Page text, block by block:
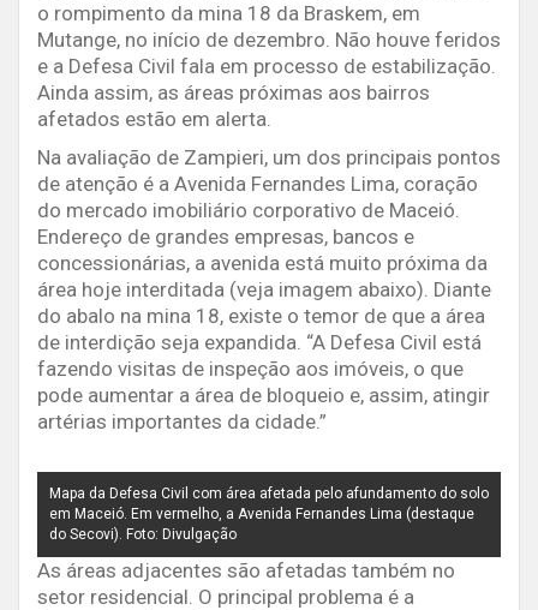
o rompimento da mina 18 da Braskem, em
Mutange, no início de dezembro. Não houve feridos
e a Defesa Civil fala em processo de estabilização.
Ainda assim, as áreas próximas aos bairros
afetados estão em alerta.
Na avaliação de Zampieri, um dos principais pontos
de atenção é a Avenida Fernandes Lima, coração
do mercado imobiliário corporativo de Maceió.
Endereço de grandes empresas, bancos e
concessionárias, a avenida está muito próxima da
área hoje interditada (veja imagem abaixo). Diante
do abalo na mina 18, existe o temor de que a área
de interdição seja expandida. “A Defesa Civil está
fazendo visitas de inspeção aos imóveis, o que
pode aumentar a área de bloqueio e, assim, atingir
artérias importantes da cidade.”
Mapa da Defesa Civil com área afetada pelo afundamento do solo
em Maceió. Em vermelho, a Avenida Fernandes Lima (destaque
do Secovi). Foto: Divulgação
As áreas adjacentes são afetadas também no
setor residencial. O principal problema é a